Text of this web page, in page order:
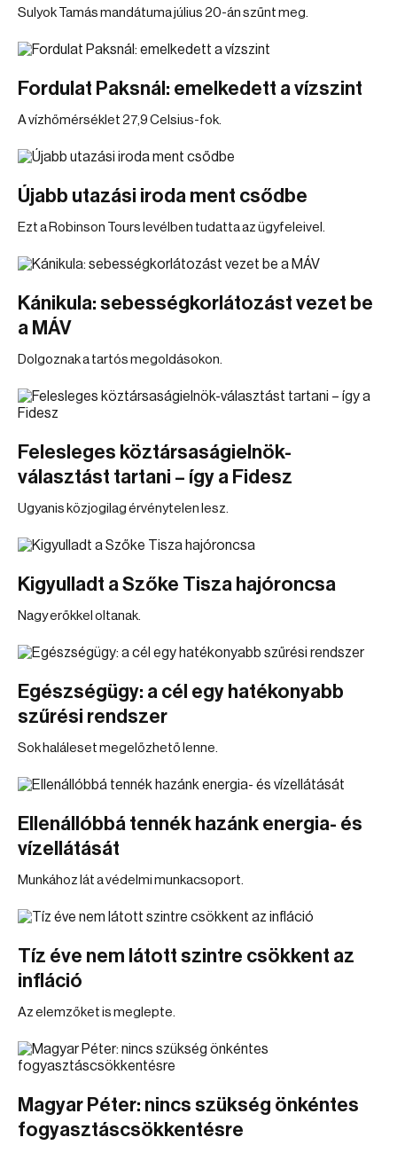
Sulyok Tamás mandátuma július 20-án szűnt meg.
Fordulat Paksnál: emelkedett a vízszint
A vízhőmérséklet 27,9 Celsius-fok.
Újabb utazási iroda ment csődbe
Ezt a Robinson Tours levélben tudatta az ügyfeleivel.
Kánikula: sebességkorlátozást vezet be
a MÁV
Dolgoznak a tartós megoldásokon.
Felesleges köztársaságielnök-
választást tartani – így a Fidesz
Ugyanis közjogilag érvénytelen lesz.
Kigyulladt a Szőke Tisza hajóroncsa
Nagy erőkkel oltanak.
Egészségügy: a cél egy hatékonyabb
szűrési rendszer
Sok haláleset megelőzhető lenne.
Ellenállóbbá tennék hazánk energia- és
vízellátását
Munkához lát a védelmi munkacsoport.
Tíz éve nem látott szintre csökkent az
infláció
Az elemzőket is meglepte.
Magyar Péter: nincs szükség önkéntes
fogyasztáscsökkentésre